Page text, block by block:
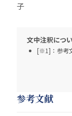
子
文中注釈につ
[※1]：参考
参考文献